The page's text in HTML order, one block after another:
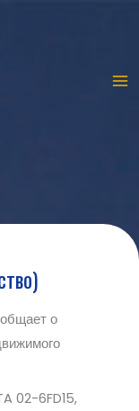
о
02-6FD15,